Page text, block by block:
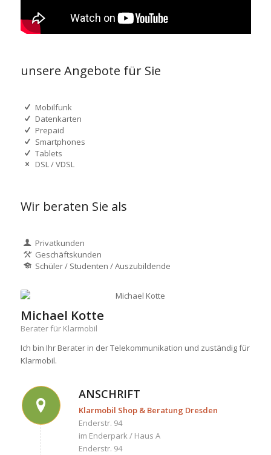
unsere Angebote für Sie
Mobilfunk
Datenkarten
Prepaid
Smartphones
Tablets
DSL / VDSL
Wir beraten Sie als
Privatkunden
Geschäftskunden
Schüler / Studenten / Auszubildende
Michael Kotte
Berater für Klarmobil
Ich bin Ihr Berater in der Telekommunikation und zuständig für
Klarmobil.
ANSCHRIFT
Klarmobil Shop & Beratung Dresden
Enderstr. 94
im Enderpark / Haus A
Enderstr. 94